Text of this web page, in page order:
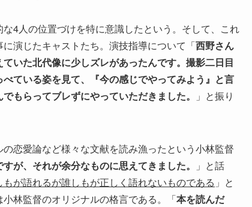
4人の位置づけを特に意識したという。そして、これ
演じたキャストたち。演技指導について「西野さん
いた北代像に少しズレがあったんです。撮影二日目
ている姿を見て、『今の感じでやってみよう』と言
もらってブレずにやっていただきました。
」と振り
恋愛論など様々な文献を読み漁ったという小林監督
が、それが余分なものに思えてきました。
」と話
が語れるが誰しもが正しく語れないものである 」と
林監督のオリジナルの格言である。「本を読んだ